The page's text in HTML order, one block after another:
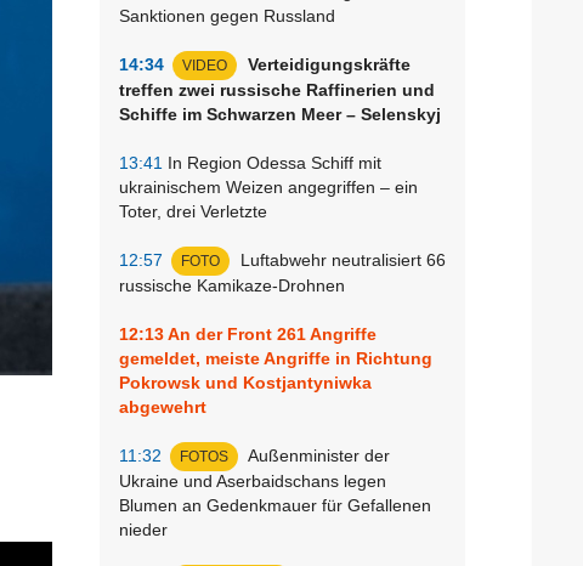
Sanktionen gegen Russland
14:34 VIDEO
Verteidigungskräfte
treffen zwei russische Raffinerien und
Schiffe im Schwarzen Meer – Selenskyj
13:41 In Region Odessa Schiff mit
ukrainischem Weizen angegriffen – ein
Toter, drei Verletzte
12:57 FOTO
Luftabwehr neutralisiert 66
russische Kamikaze-Drohnen
12:13An der Front 261 Angriffe
gemeldet, meiste Angriffe in Richtung
Pokrowsk und Kostjantyniwka
abgewehrt
11:32 FOTOS
Außenminister der
Ukraine und Aserbaidschans legen
Blumen an Gedenkmauer für Gefallenen
nieder